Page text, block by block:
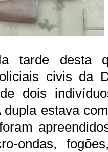
tarde desta
civis da
dois
estava
ondas,